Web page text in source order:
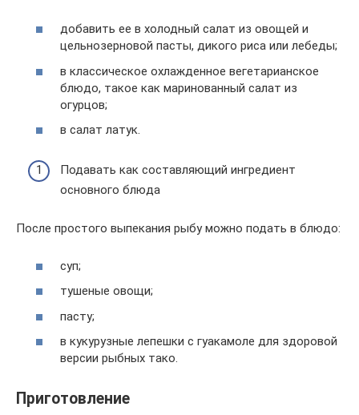
добавить ее в холодный салат из овощей и
цельнозерновой пасты, дикого риса или лебеды;
в классическое охлажденное вегетарианское
блюдо, такое как маринованный салат из
огурцов;
в салат латук.
Подавать как составляющий ингредиент
основного блюда
После простого выпекания рыбу можно подать в блюдо:
суп;
тушеные овощи;
пасту;
в кукурузные лепешки с гуакамоле для здоровой
версии рыбных тако.
Приготовление